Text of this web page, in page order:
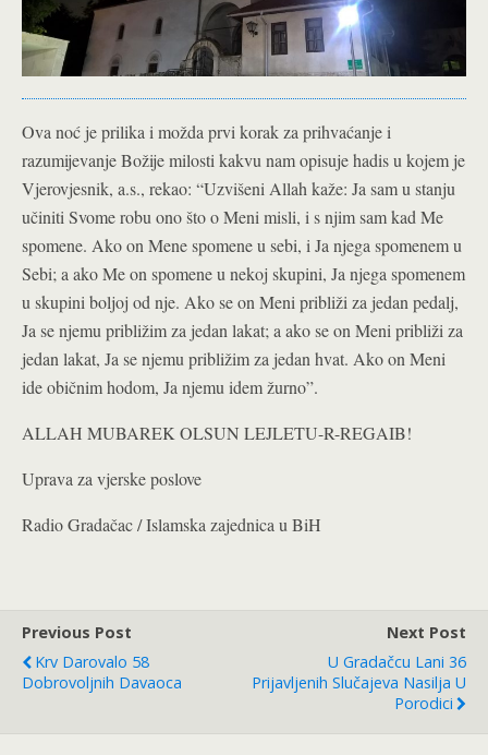
Ova noć je prilika i možda prvi korak za prihvaćanje i
razumijevanje Božije milosti kakvu nam opisuje hadis u kojem je
Vjerovjesnik, a.s., rekao: “Uzvišeni Allah kaže: Ja sam u stanju
učiniti Svome robu ono što o Meni misli, i s njim sam kad Me
spomene. Ako on Mene spomene u sebi, i Ja njega spomenem u
Sebi; a ako Me on spomene u nekoj skupini, Ja njega spomenem
u skupini boljoj od nje. Ako se on Meni približi za jedan pedalj,
Ja se njemu približim za jedan lakat; a ako se on Meni približi za
jedan lakat, Ja se njemu približim za jedan hvat. Ako on Meni
ide običnim hodom, Ja njemu idem žurno”.
ALLAH MUBAREK OLSUN LEJLETU-R-REGAIB!
Uprava za vjerske poslove
Radio Gradačac / Islamska zajednica u BiH
Previous Post
Krv Darovalo 58
Dobrovoljnih Davaoca
Next Post
U Gradačcu Lani 36
Prijavljenih Slučajeva Nasilja U
Porodici